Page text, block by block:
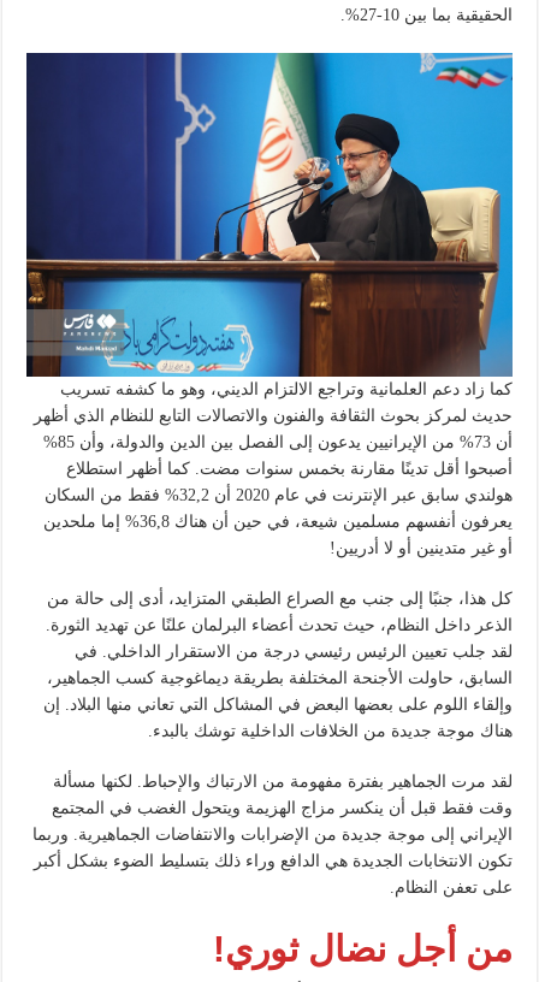
الحقيقية بما بين 10-27%.
كما زاد دعم العلمانية وتراجع الالتزام الديني، وهو ما كشفه تسريب
حديث لمركز بحوث الثقافة والفنون والاتصالات التابع للنظام الذي أظهر
أن 73% من الإيرانيين يدعون إلى الفصل بين الدين والدولة، وأن 85%
أصبحوا أقل تدينًا مقارنة بخمس سنوات مضت. كما أظهر استطلاع
هولندي سابق عبر الإنترنت في عام 2020 أن 32,2% فقط من السكان
يعرفون أنفسهم مسلمين شيعة، في حين أن هناك 36,8% إما ملحدين
أو غير متدينين أو لا أدريين!
كل هذا، جنبًا إلى جنب مع الصراع الطبقي المتزايد، أدى إلى حالة من
الذعر داخل النظام، حيث تحدث أعضاء البرلمان علنًا عن تهديد الثورة.
لقد جلب تعيين الرئيس رئيسي درجة من الاستقرار الداخلي. في
السابق، حاولت الأجنحة المختلفة بطريقة ديماغوجية كسب الجماهير،
وإلقاء اللوم على بعضها البعض في المشاكل التي تعاني منها البلاد. إن
هناك موجة جديدة من الخلافات الداخلية توشك بالبدء.
لقد مرت الجماهير بفترة مفهومة من الارتباك والإحباط. لكنها مسألة
وقت فقط قبل أن ينكسر مزاج الهزيمة ويتحول الغضب في المجتمع
الإيراني إلى موجة جديدة من الإضرابات والانتفاضات الجماهيرية. وربما
تكون الانتخابات الجديدة هي الدافع وراء ذلك بتسليط الضوء بشكل أكبر
على تعفن النظام.
من أجل نضال ثوري!